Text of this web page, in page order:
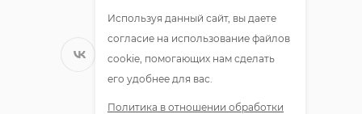
Используя данный сайт, вы даете
согласие на использование файлов
cookie, помогающих нам сделать
его удобнее для вас.
Политика в отношении обработки